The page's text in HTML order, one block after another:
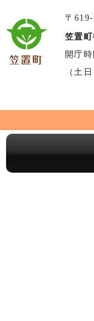
〒
笠置
開庁
（土